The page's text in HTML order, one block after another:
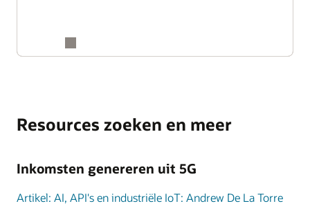
Resources zoeken en meer
Inkomsten genereren uit 5G
Artikel: AI, API's en industriële IoT: Andrew De La Torre